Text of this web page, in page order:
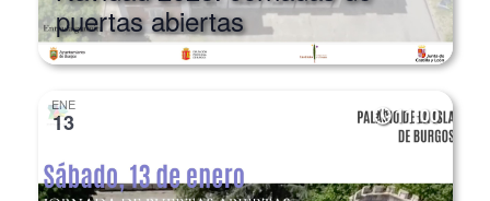
Navidad 2023. Jornadas de
puertas abiertas
ENE 11:00